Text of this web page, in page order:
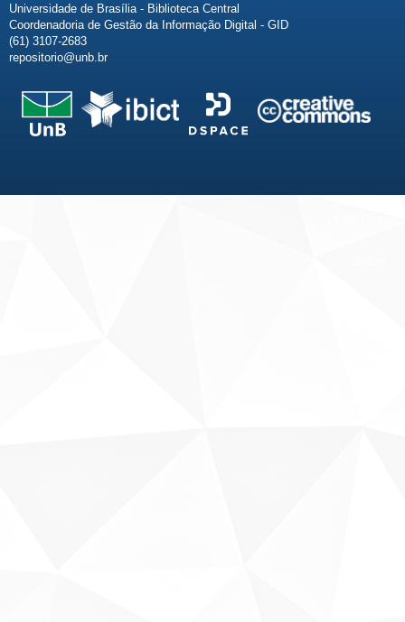
Universidade de Brasília - Biblioteca Central
Coordenadoria de Gestão da Informação Digital - GID
(61) 3107-2683
repositorio@unb.br